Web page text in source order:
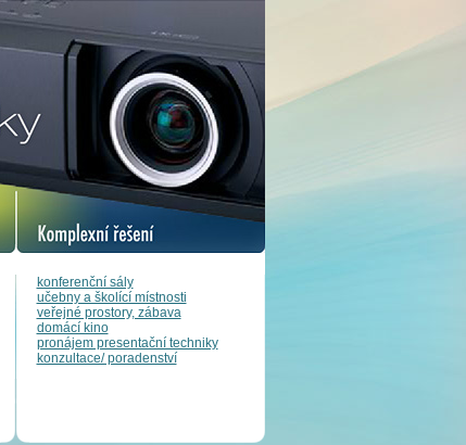
konferenční sály
učebny a školící místnosti
veřejné prostory, zábava
domácí kino
pronájem presentační techniky
konzultace/ poradenství